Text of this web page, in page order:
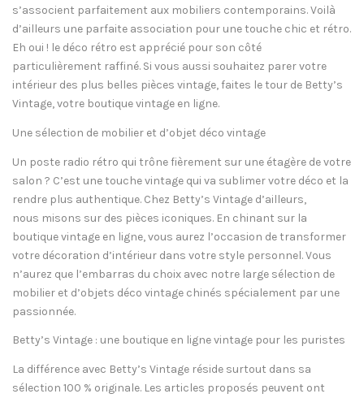
s’associent parfaitement aux mobiliers contemporains. Voilà
d’ailleurs une parfaite association pour une touche chic et rétro.
Eh oui ! le déco rétro est apprécié pour son côté
particulièrement raffiné. Si vous aussi souhaitez parer votre
intérieur des plus belles pièces vintage, faites le tour de Betty’s
Vintage, votre boutique vintage en ligne.
Une sélection de mobilier et d’objet déco vintage
Un poste radio rétro qui trône fièrement sur une étagère de votre
salon ? C’est une touche vintage qui va sublimer votre déco et la
rendre plus authentique. Chez Betty’s Vintage d’ailleurs,
nous misons sur des pièces iconiques. En chinant sur la
boutique vintage en ligne, vous aurez l’occasion de transformer
votre décoration d’intérieur dans votre style personnel. Vous
n’aurez que l’embarras du choix avec notre large sélection de
mobilier et d’objets déco vintage chinés spécialement par une
passionnée.
Betty’s Vintage : une boutique en ligne vintage pour les puristes
La différence avec Betty’s Vintage réside surtout dans sa
sélection 100 % originale. Les articles proposés peuvent ont